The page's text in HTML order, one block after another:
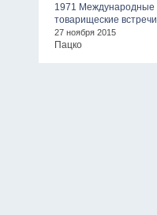
1971 Международные
товарищеские встречи.
27 ноября 2015
Пацко